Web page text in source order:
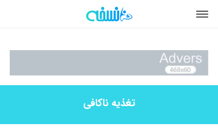
تغذیه ناکافی